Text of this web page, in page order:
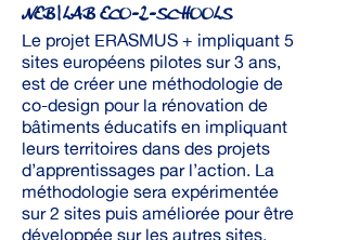
NEB|LAB ECO-2-SCHOOLS
Le projet ERASMUS + impliquant 5
sites européens pilotes sur 3 ans,
est de créer une méthodologie de
co-design pour la rénovation de
bâtiments éducatifs en impliquant
leurs territoires dans des projets
d’apprentissages par l’action. La
méthodologie sera expérimentée
sur 2 sites puis améliorée pour être
développée sur les autres sites.